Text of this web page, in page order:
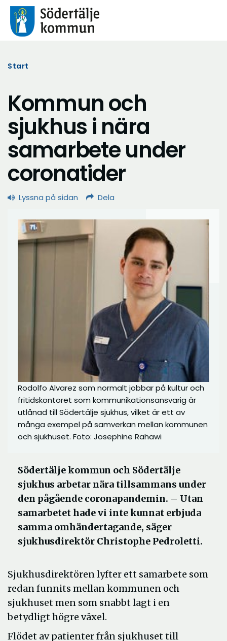
Start
Kommun och
sjukhus i nära
samarbete under
coronatider
Lyssna på sidan Dela
Rodolfo Alvarez som normalt jobbar på kultur och
fritidskontoret som kommunikationsansvarig är
utlånad till Södertälje sjukhus, vilket är ett av
många exempel på samverkan mellan kommunen
och sjukhuset. Foto: Josephine Rahawi
Södertälje kommun och Södertälje
sjukhus arbetar nära tillsammans under
den pågående coronapandemin. – Utan
samarbetet hade vi inte kunnat erbjuda
samma omhändertagande, säger
sjukhusdirektör Christophe Pedroletti.
Sjukhusdirektören lyfter ett samarbete som
redan funnits mellan kommunen och
sjukhuset men som snabbt lagt i en
betydligt högre växel.
Flödet av patienter från sjukhuset till